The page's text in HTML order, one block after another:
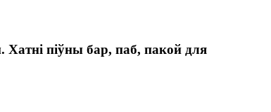
піўны бар, паб, пакой для